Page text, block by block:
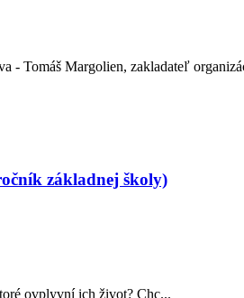
- Tomáš Margolien, zakladateľ
základnej školy)
ovplyvní ich život? Chc...